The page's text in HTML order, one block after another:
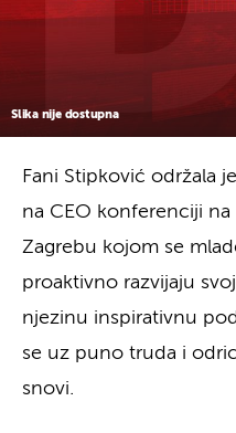
Slika nije dostupna
Fani Stipković održala
na CEO konferenciji
Zagrebu kojom se
proaktivno razvijaju
njezinu inspirativnu
se uz puno truda i
snovi.